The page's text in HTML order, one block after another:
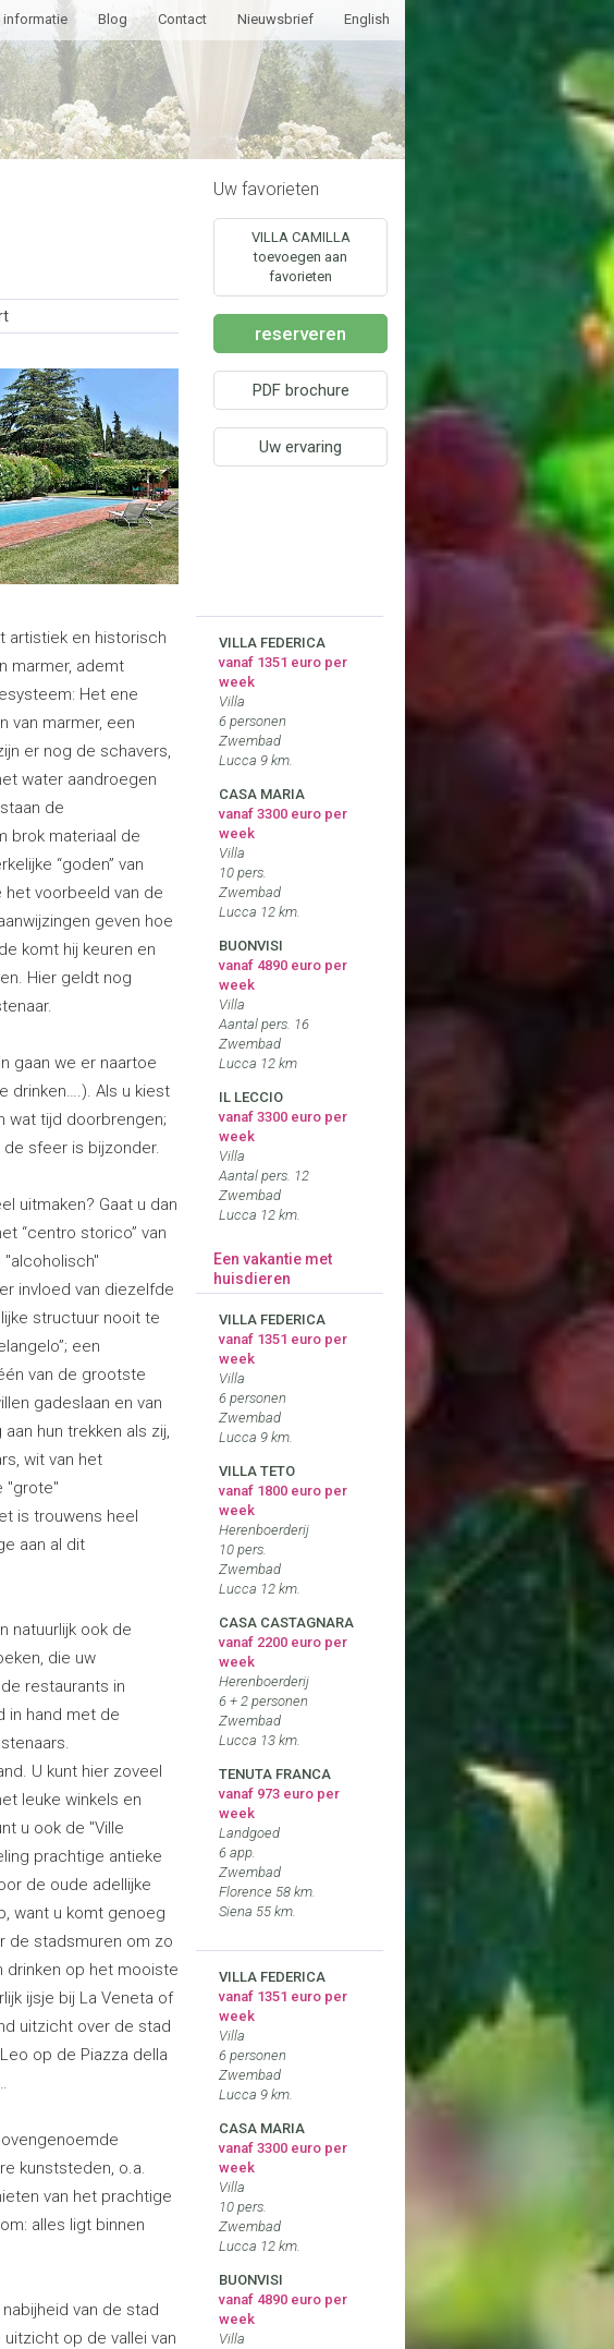
informatie Blog Contact Nieuwsbrief English
artistiek en historisch
marmer, ademt
Het ene
van marmer, een
er nog de schavers,
water aandroegen
de
brok materiaal de
“goden” van
het voorbeeld van de
geven hoe
komt hij keuren en
Hier geldt nog
gaan we er naartoe
drinken….). Als u kiest
wat tijd doorbrengen;
sfeer is bijzonder.
uitmaken? Gaat u dan
“centro storico” van
"alcoholisch"
invloed van diezelfde
structuur nooit te
een
van de grootste
gadeslaan en van
hun trekken als zij,
wit van het
"grote"
is trouwens heel
aan al dit
natuurlijk ook de
die uw
restaurants in
in hand met de
U kunt hier zoveel
leuke winkels en
u ook de "Ville
prachtige antieke
de oude adellijke
want u komt genoeg
de stadsmuren om zo
drinken op het mooiste
ijsje bij La Veneta of
uitzicht over de stad
op de Piazza della
kunststeden, o.a.
van het prachtige
alles ligt binnen
van de stad
op de vallei van
Uw favorieten
VILLA CAMILLA
toevoegen aan
favorieten
reserveren
PDF brochure
Uw ervaring
VILLA FEDERICA
vanaf 1351 euro per
week
Villa
6 personen
Zwembad
Lucca 9 km.
CASA MARIA
vanaf 3300 euro per
week
Villa
10 pers.
Zwembad
Lucca 12 km.
BUONVISI
vanaf 4890 euro per
week
Villa
Aantal pers. 16
Zwembad
Lucca 12 km
IL LECCIO
vanaf 3300 euro per
week
Villa
Aantal pers. 12
Zwembad
Lucca 12 km.
Een vakantie met
huisdieren
VILLA FEDERICA
vanaf 1351 euro per
week
Villa
6 personen
Zwembad
Lucca 9 km.
VILLA TETO
vanaf 1800 euro per
week
Herenboerderij
10 pers.
Zwembad
Lucca 12 km.
CASA CASTAGNARA
vanaf 2200 euro per
week
Herenboerderij
6 + 2 personen
Zwembad
Lucca 13 km.
TENUTA FRANCA
vanaf 973 euro per
week
Landgoed
6 app.
Zwembad
Florence 58 km.
Siena 55 km.
VILLA FEDERICA
vanaf 1351 euro per
week
Villa
6 personen
Zwembad
Lucca 9 km.
CASA MARIA
vanaf 3300 euro per
week
Villa
10 pers.
Zwembad
Lucca 12 km.
BUONVISI
vanaf 4890 euro per
week
Villa